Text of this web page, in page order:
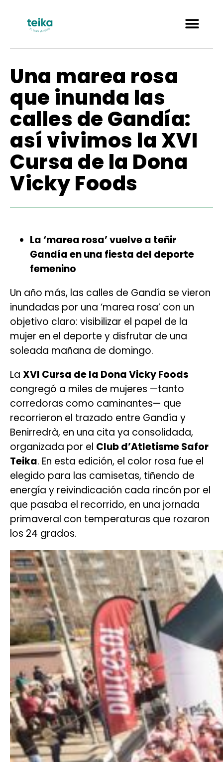
Una marea rosa
que inunda las
calles de Gandía:
así vivimos la XVI
Cursa de la Dona
Vicky Foods
La ‘marea rosa’ vuelve a teñir
Gandía en una fiesta del deporte
femenino
Un año más, las calles de Gandía se vieron
inundadas por una ‘marea rosa’ con un
objetivo claro: visibilizar el papel de la
mujer en el deporte y disfrutar de una
soleada mañana de domingo.
La XVI Cursa de la Dona Vicky Foods
congregó a miles de mujeres —tanto
corredoras como caminantes— que
recorrieron el trazado entre Gandía y
Benirredrà, en una cita ya consolidada,
organizada por el Club d’Atletisme Safor
Teika. En esta edición, el color rosa fue el
elegido para las camisetas, tiñendo de
energía y reivindicación cada rincón por el
que pasaba el recorrido, en una jornada
primaveral con temperaturas que rozaron
los 24 grados.